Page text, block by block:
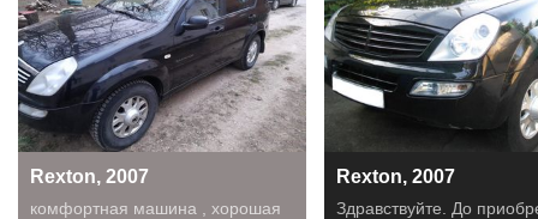
Rexton, 2007
комфортная машина , хорошая
Rexton, 2007
Здравствуйте. До